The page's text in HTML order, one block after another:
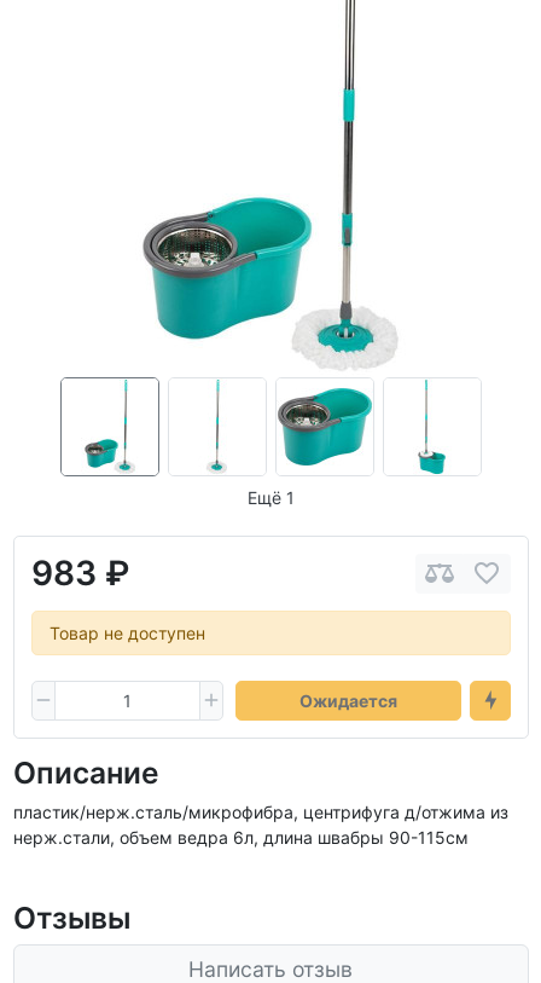
Ещё 1
983 ₽
Товар не доступен
Ожидается
Описание
пластик/нерж.сталь/микрофибра, центрифуга д/отжима из
нерж.стали, объем ведра 6л, длина швабры 90-115см
Отзывы
Написать отзыв